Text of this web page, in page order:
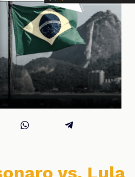
vs. Lula